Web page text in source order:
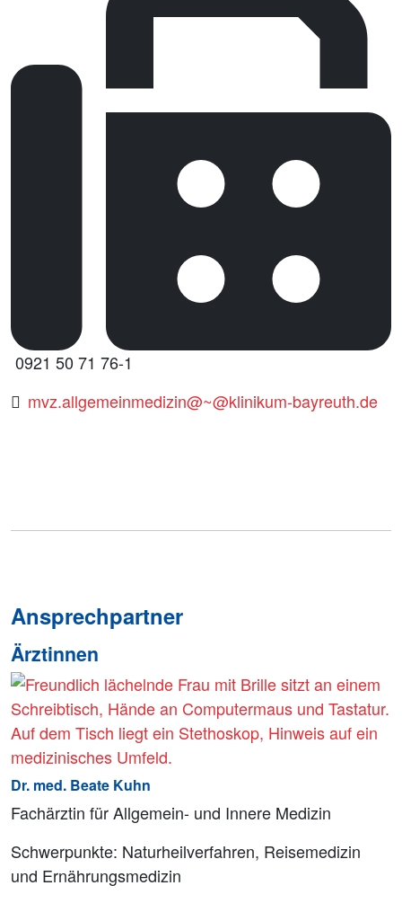
0921 50 71 76-1
mvz.allgemeinmedizin@~@klinikum-bayreuth.de
Ansprechpartner
Ärztinnen
Dr. med. Beate Kuhn
Fachärztin für Allgemein- und Innere Medizin
Schwerpunkte: Naturheilverfahren, Reisemedizin
und Ernährungsmedizin